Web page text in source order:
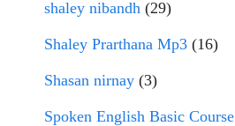
shaley nibandh (29)
Shaley Prarthana Mp3 (16)
Shasan nirnay (3)
Spoken English Basic Course